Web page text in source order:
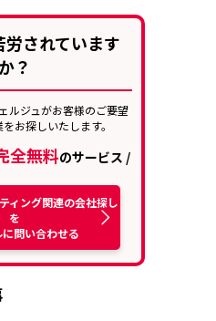
労されています
か？
ルジュがお客様のご要望
お探しいたします。
全無料のサービス /
ィング関連の会社探し
を
に問い合わせる